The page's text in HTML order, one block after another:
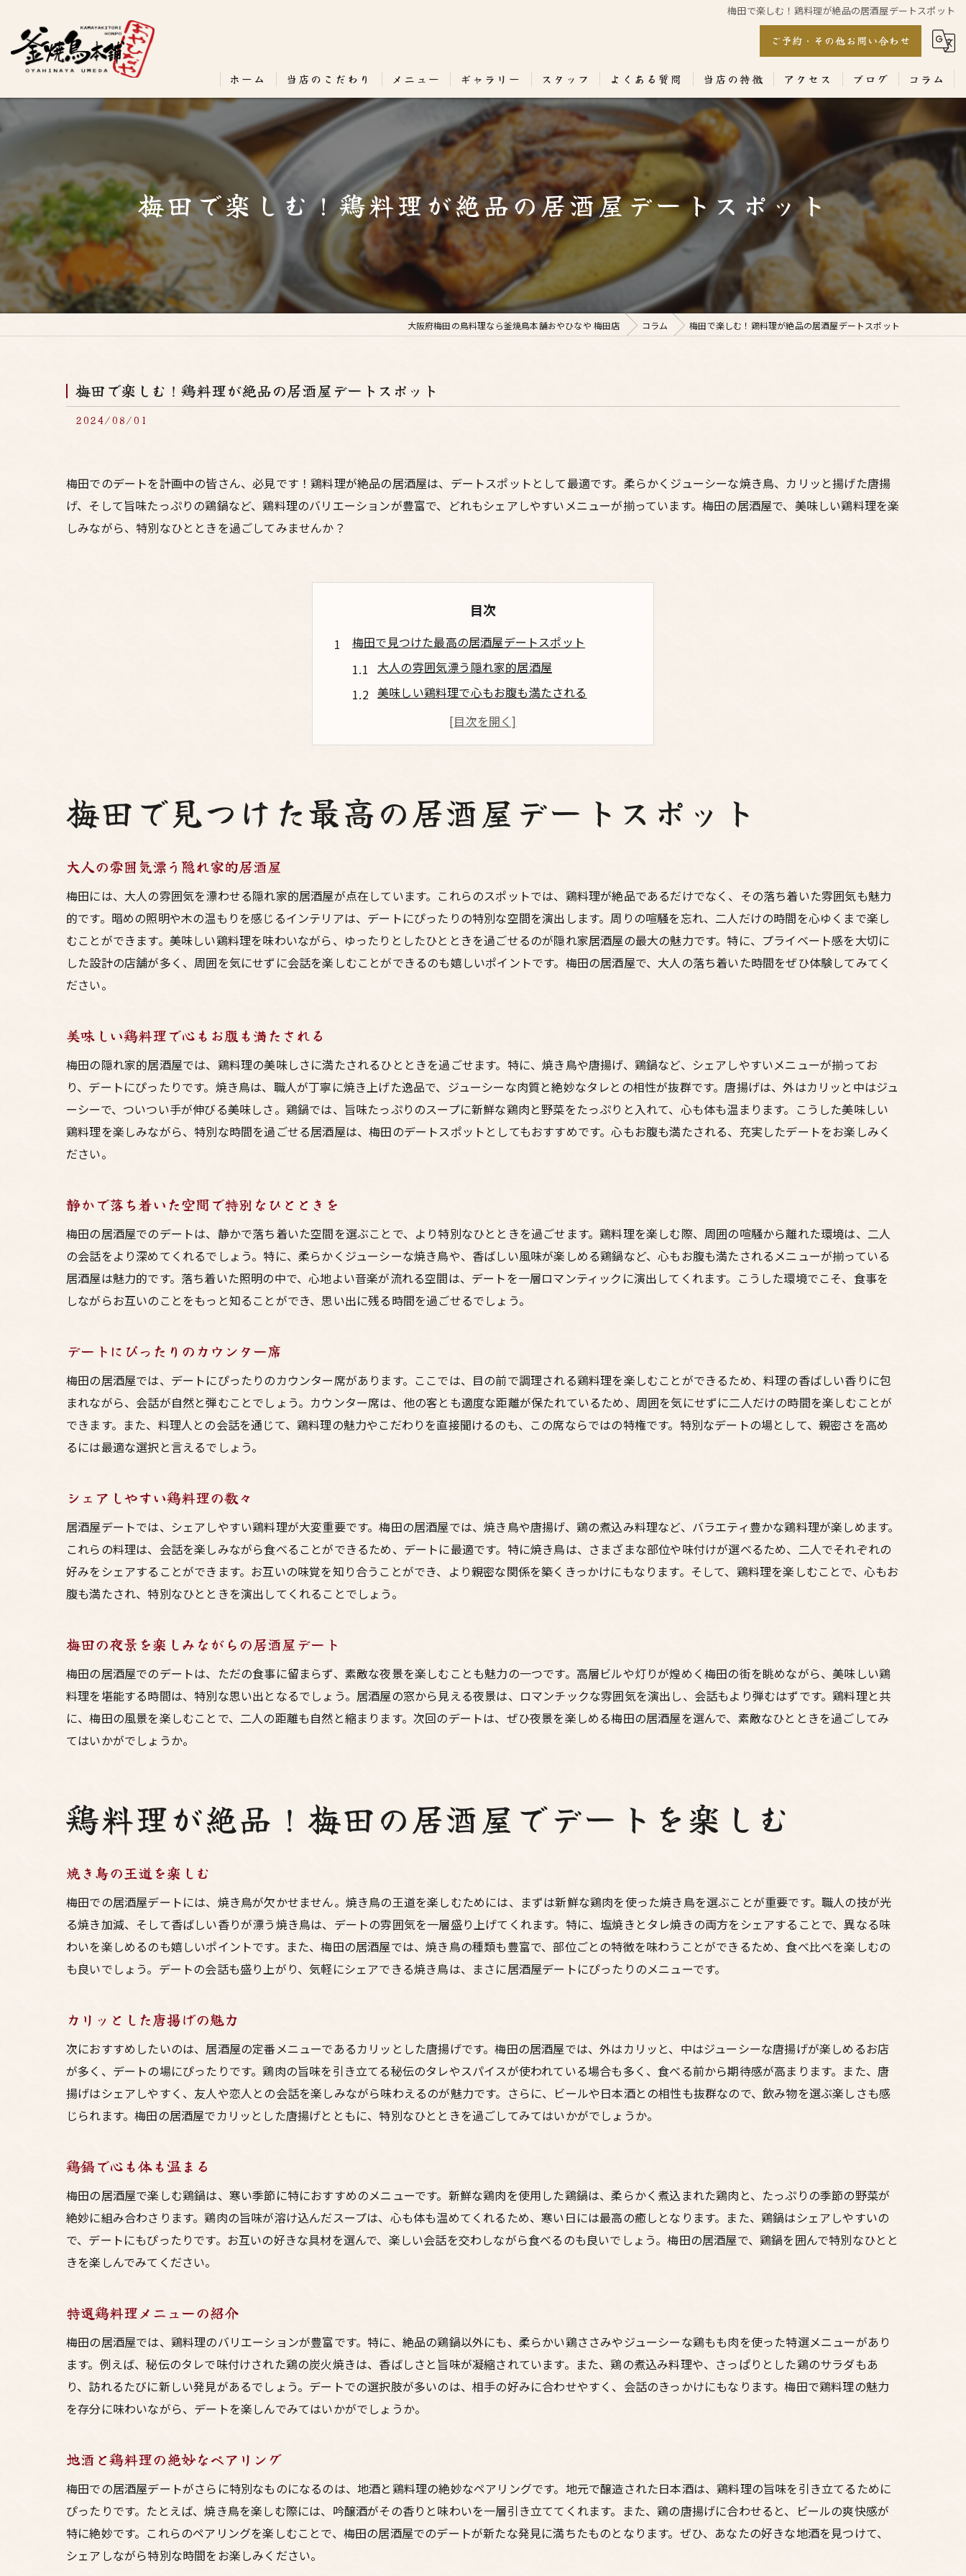
梅田で楽しむ！鶏料理が絶品の居酒屋デートスポット
ご予約・その他お問い合わせ
ホーム 当店のこだわり メニュー ギャラリー スタッフ よくある質問 当店の特徴
居酒屋
専門店
ランチ
テイクアウト
コース
アクセス ブログ コラム
梅田で楽しむ！鶏料理が絶品の居酒屋デートスポット
大阪府梅田の鳥料理なら釜焼鳥本舗おやひなや 梅田店 コラム 梅田で楽しむ！鶏料理が絶品の居酒屋デートスポット
梅田で楽しむ！鶏料理が絶品の居酒屋デートスポット
2024/08/01
梅田でのデートを計画中の皆さん、必見です！鶏料理が絶品の居酒屋は、デートスポットとして最適です。柔らかくジューシーな焼き鳥、カリッと揚げた唐揚
げ、そして旨味たっぷりの鶏鍋など、鶏料理のバリエーションが豊富で、どれもシェアしやすいメニューが揃っています。梅田の居酒屋で、美味しい鶏料理を楽
しみながら、特別なひとときを過ごしてみませんか？
目次
梅田で見つけた最高の居酒屋デートスポット
大人の雰囲気漂う隠れ家的居酒屋
美味しい鶏料理で心もお腹も満たされる
静かで落ち着いた空間で特別なひとときを
デートにぴったりのカウンター席
鶏料理が絶品！梅田の居酒屋でデートを楽しむ
鶏鍋で心も体も温まる
特選鶏料理メニューの紹介
地酒と鶏料理の絶妙なペアリング
デートに華を添える絶品デザート
心に残るデートのためのサプライズ演出
食後のバータイムで大人の魅力を満喫
デートに最適な居酒屋の選び方
鶏料理の奥深さを知る
恋人との距離が縮まる居酒屋デート
予約のポイントとタイミング
おすすめの居酒屋コースメニュー
二人きりで過ごすための席選び
デートに最適！梅田で見つけた居酒屋と絶品鶏料理
地元で評判の居酒屋紹介
デートにおすすめの鶏料理店
特別な日に訪れたい居酒屋
デートのための特別メニュー
鶏料理がデートを彩る！梅田の居酒屋探訪
新しい発見のある居酒屋
デートが盛り上がる居酒屋イベント
デートを成功させるためのポイント
二人の距離が縮まるおすすめメニュー
サプライズデートの演出法
心に残る鶏料理の味わい
梅田で見つけた最高の居酒屋デートスポット
大人の雰囲気漂う隠れ家的居酒屋
梅田には、大人の雰囲気を漂わせる隠れ家的居酒屋が点在しています。これらのスポットでは、鶏料理が絶品であるだけでなく、その落ち着いた雰囲気も魅力
的です。暗めの照明や木の温もりを感じるインテリアは、デートにぴったりの特別な空間を演出します。周りの喧騒を忘れ、二人だけの時間を心ゆくまで楽し
むことができます。美味しい鶏料理を味わいながら、ゆったりとしたひとときを過ごせるのが隠れ家居酒屋の最大の魅力です。特に、プライベート感を大切に
した設計の店舗が多く、周囲を気にせずに会話を楽しむことができるのも嬉しいポイントです。梅田の居酒屋で、大人の落ち着いた時間をぜひ体験してみてく
ださい。
美味しい鶏料理で心もお腹も満たされる
梅田の隠れ家的居酒屋では、鶏料理の美味しさに満たされるひとときを過ごせます。特に、焼き鳥や唐揚げ、鶏鍋など、シェアしやすいメニューが揃ってお
り、デートにぴったりです。焼き鳥は、職人が丁寧に焼き上げた逸品で、ジューシーな肉質と絶妙なタレとの相性が抜群です。唐揚げは、外はカリッと中はジュ
ーシーで、ついつい手が伸びる美味しさ。鶏鍋では、旨味たっぷりのスープに新鮮な鶏肉と野菜をたっぷりと入れて、心も体も温まります。こうした美味しい
鶏料理を楽しみながら、特別な時間を過ごせる居酒屋は、梅田のデートスポットとしてもおすすめです。心もお腹も満たされる、充実したデートをお楽しみく
ださい。
静かで落ち着いた空間で特別なひとときを
梅田の居酒屋でのデートは、静かで落ち着いた空間を選ぶことで、より特別なひとときを過ごせます。鶏料理を楽しむ際、周囲の喧騒から離れた環境は、二人
の会話をより深めてくれるでしょう。特に、柔らかくジューシーな焼き鳥や、香ばしい風味が楽しめる鶏鍋など、心もお腹も満たされるメニューが揃っている
居酒屋は魅力的です。落ち着いた照明の中で、心地よい音楽が流れる空間は、デートを一層ロマンティックに演出してくれます。こうした環境でこそ、食事を
しながらお互いのことをもっと知ることができ、思い出に残る時間を過ごせるでしょう。
デートにぴったりのカウンター席
梅田の居酒屋では、デートにぴったりのカウンター席があります。ここでは、目の前で調理される鶏料理を楽しむことができるため、料理の香ばしい香りに包
まれながら、会話が自然と弾むことでしょう。カウンター席は、他の客とも適度な距離が保たれているため、周囲を気にせずに二人だけの時間を楽しむことが
できます。また、料理人との会話を通じて、鶏料理の魅力やこだわりを直接聞けるのも、この席ならではの特権です。特別なデートの場として、親密さを高め
るには最適な選択と言えるでしょう。
シェアしやすい鶏料理の数々
居酒屋デートでは、シェアしやすい鶏料理が大変重要です。梅田の居酒屋では、焼き鳥や唐揚げ、鶏の煮込み料理など、バラエティ豊かな鶏料理が楽しめます。
これらの料理は、会話を楽しみながら食べることができるため、デートに最適です。特に焼き鳥は、さまざまな部位や味付けが選べるため、二人でそれぞれの
好みをシェアすることができます。お互いの味覚を知り合うことができ、より親密な関係を築くきっかけにもなります。そして、鶏料理を楽しむことで、心もお
腹も満たされ、特別なひとときを演出してくれることでしょう。
梅田の夜景を楽しみながらの居酒屋デート
梅田の居酒屋でのデートは、ただの食事に留まらず、素敵な夜景を楽しむことも魅力の一つです。高層ビルや灯りが煌めく梅田の街を眺めながら、美味しい鶏
料理を堪能する時間は、特別な思い出となるでしょう。居酒屋の窓から見える夜景は、ロマンチックな雰囲気を演出し、会話もより弾むはずです。鶏料理と共
に、梅田の風景を楽しむことで、二人の距離も自然と縮まります。次回のデートは、ぜひ夜景を楽しめる梅田の居酒屋を選んで、素敵なひとときを過ごしてみ
てはいかがでしょうか。
鶏料理が絶品！梅田の居酒屋でデートを楽しむ
焼き鳥の王道を楽しむ
梅田での居酒屋デートには、焼き鳥が欠かせません。焼き鳥の王道を楽しむためには、まずは新鮮な鶏肉を使った焼き鳥を選ぶことが重要です。職人の技が光
る焼き加減、そして香ばしい香りが漂う焼き鳥は、デートの雰囲気を一層盛り上げてくれます。特に、塩焼きとタレ焼きの両方をシェアすることで、異なる味
わいを楽しめるのも嬉しいポイントです。また、梅田の居酒屋では、焼き鳥の種類も豊富で、部位ごとの特徴を味わうことができるため、食べ比べを楽しむの
も良いでしょう。デートの会話も盛り上がり、気軽にシェアできる焼き鳥は、まさに居酒屋デートにぴったりのメニューです。
カリッとした唐揚げの魅力
次におすすめしたいのは、居酒屋の定番メニューであるカリッとした唐揚げです。梅田の居酒屋では、外はカリッと、中はジューシーな唐揚げが楽しめるお店
が多く、デートの場にぴったりです。鶏肉の旨味を引き立てる秘伝のタレやスパイスが使われている場合も多く、食べる前から期待感が高まります。また、唐
揚げはシェアしやすく、友人や恋人との会話を楽しみながら味わえるのが魅力です。さらに、ビールや日本酒との相性も抜群なので、飲み物を選ぶ楽しさも感
じられます。梅田の居酒屋でカリッとした唐揚げとともに、特別なひとときを過ごしてみてはいかがでしょうか。
鶏鍋で心も体も温まる
梅田の居酒屋で楽しむ鶏鍋は、寒い季節に特におすすめのメニューです。新鮮な鶏肉を使用した鶏鍋は、柔らかく煮込まれた鶏肉と、たっぷりの季節の野菜が
絶妙に組み合わさります。鶏肉の旨味が溶け込んだスープは、心も体も温めてくれるため、寒い日には最高の癒しとなります。また、鶏鍋はシェアしやすいの
で、デートにもぴったりです。お互いの好きな具材を選んで、楽しい会話を交わしながら食べるのも良いでしょう。梅田の居酒屋で、鶏鍋を囲んで特別なひとと
きを楽しんでみてください。
特選鶏料理メニューの紹介
梅田の居酒屋では、鶏料理のバリエーションが豊富です。特に、絶品の鶏鍋以外にも、柔らかい鶏ささみやジューシーな鶏もも肉を使った特選メニューがあり
ます。例えば、秘伝のタレで味付けされた鶏の炭火焼きは、香ばしさと旨味が凝縮されています。また、鶏の煮込み料理や、さっぱりとした鶏のサラダもあ
り、訪れるたびに新しい発見があるでしょう。デートでの選択肢が多いのは、相手の好みに合わせやすく、会話のきっかけにもなります。梅田で鶏料理の魅力
を存分に味わいながら、デートを楽しんでみてはいかがでしょうか。
地酒と鶏料理の絶妙なペアリング
梅田での居酒屋デートがさらに特別なものになるのは、地酒と鶏料理の絶妙なペアリングです。地元で醸造された日本酒は、鶏料理の旨味を引き立てるために
ぴったりです。たとえば、焼き鳥を楽しむ際には、吟醸酒がその香りと味わいを一層引き立ててくれます。また、鶏の唐揚げに合わせると、ビールの爽快感が
特に絶妙です。これらのペアリングを楽しむことで、梅田の居酒屋でのデートが新たな発見に満ちたものとなります。ぜひ、あなたの好きな地酒を見つけて、
シェアしながら特別な時間をお楽しみください。